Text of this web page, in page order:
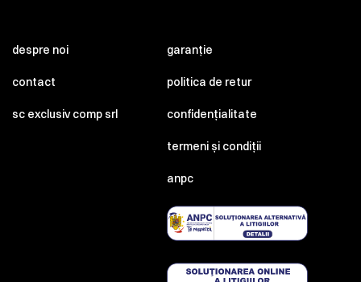
despre noi
contact
sc exclusiv comp srl
garanție
politica de retur
confidențialitate
termeni și condiții
anpc